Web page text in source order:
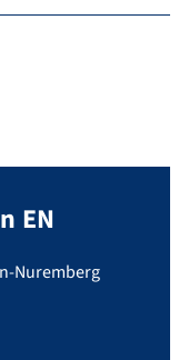
EN
Nuremberg